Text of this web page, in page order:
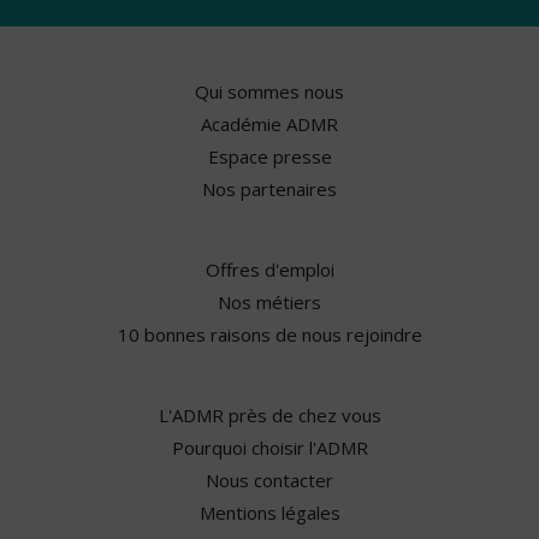
Qui sommes nous
Académie ADMR
Espace presse
Nos partenaires
Offres d'emploi
Nos métiers
10 bonnes raisons de nous rejoindre
L'ADMR près de chez vous
Pourquoi choisir l'ADMR
Nous contacter
Mentions légales